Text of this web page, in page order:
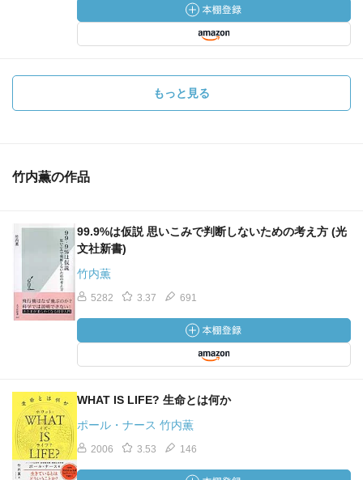
もっと見る
竹内薫の作品
99.9%は仮説 思いこみで判断しないための考え方 (光
文社新書)
竹内薫
5282 3.37 691
WHAT IS LIFE? 生命とは何か
ポール・ナース 竹内薫
2006 3.53 146